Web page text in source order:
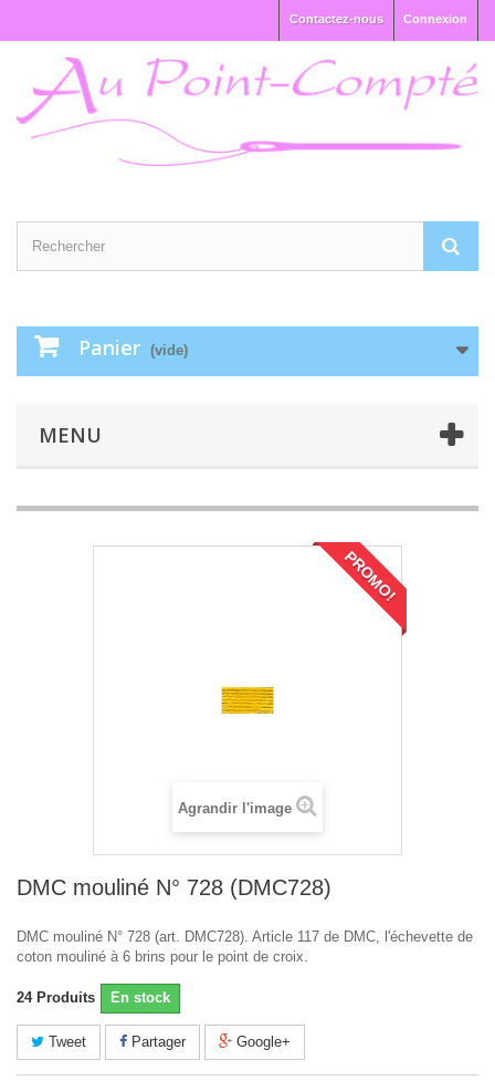
Connexion
Contactez-nous
Panier (vide)
MENU
PROMO!
Agrandir l'image
DMC mouliné N° 728 (DMC728)
DMC mouliné N° 728 (art. DMC728). Article 117 de DMC, l'échevette de
coton mouliné à 6 brins pour le point de croix.
24 Produits En stock
Tweet Partager Google+